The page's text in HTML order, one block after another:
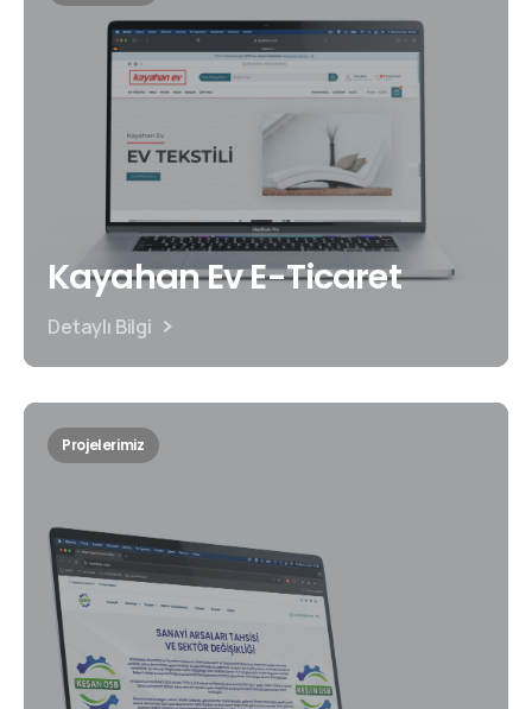
Kayahan Ev E-Ticaret
Detaylı Bilgi
Projelerimiz